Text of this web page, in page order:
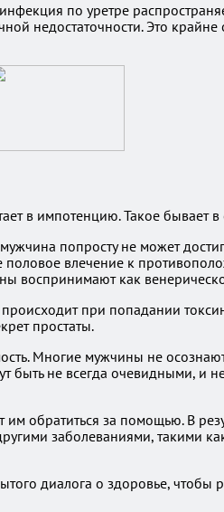
по уретре
недостаточности. Это
в импотенцию. Такое бывает
попросту не может
половое влечение к
как
при попадании
простаты.
Многие мужчины не
быть не всегда очевидными, и
обратиться за помощью. В
заболеваниями, такими
диалога о здоровье, чтобы